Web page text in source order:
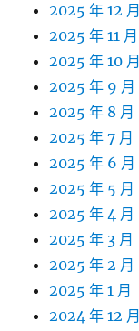
2025 年 12 月
2025 年 11 月
2025 年 10 月
2025 年 9 月
2025 年 8 月
2025 年 7 月
2025 年 6 月
2025 年 5 月
2025 年 4 月
2025 年 3 月
2025 年 2 月
2025 年 1 月
2024 年 12 月